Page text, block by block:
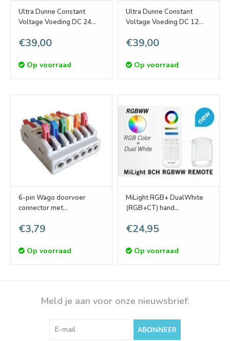
Ultra Dunne Constant
Voltage Voeding DC 24
€39,00
Op voorraad
Ultra Dunne Constant
Voltage Voeding DC 12
€39,00
Op voorraad
6-pin Wago doorvoer
connector met
voor kabels van 0,08-4mm²
€3,79
Op voorraad
MiLight RGB+ DualWhite
(RGB+CT) hand
zones, RF, 2xAAA
€24,95
Op voorraad
Meld je aan voor onze nieuwsbrief:
ABONNEER